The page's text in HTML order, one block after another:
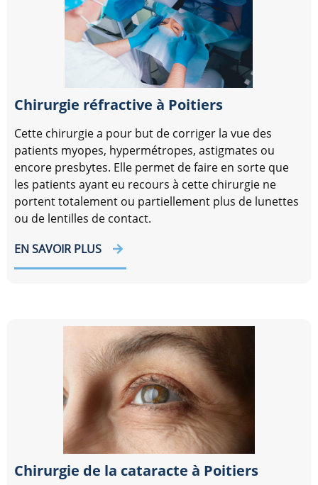
Chirurgie réfractive à Poitiers
Cette chirurgie a pour but de corriger la vue des
patients myopes, hypermétropes, astigmates ou
encore presbytes. Elle permet de faire en sorte que
les patients ayant eu recours à cette chirurgie ne
portent totalement ou partiellement plus de lunettes
ou de lentilles de contact.
EN SAVOIR PLUS
Chirurgie de la cataracte à Poitiers